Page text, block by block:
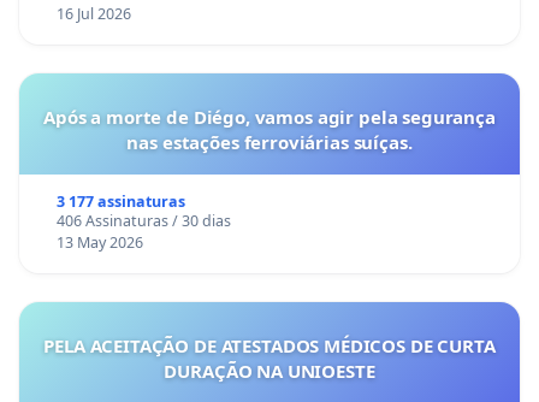
16 Jul 2026
Após a morte de Diégo, vamos agir pela segurança
nas estações ferroviárias suíças.
3 177 assinaturas
406 Assinaturas / 30 dias
13 May 2026
PELA ACEITAÇÃO DE ATESTADOS MÉDICOS DE CURTA
DURAÇÃO NA UNIOESTE